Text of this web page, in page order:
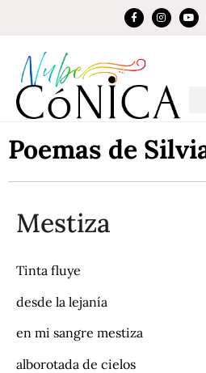
Poemas de
Mestiza
Tinta fluye
desde la lejanía
en mi sangre mestiza
alborotada de cielos